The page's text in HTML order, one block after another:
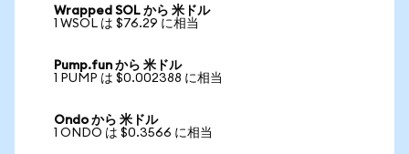
Wrapped SOL から 米ドル
1 WSOL は $76.29 に相当
Pump.fun から 米ドル
1 PUMP は $0.002388 に相当
Ondo から 米ドル
1 ONDO は $0.3566 に相当